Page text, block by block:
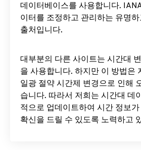
데이터베이스를 사용합니다.
이터를 조정하고 관리하는 유명
출처입니다.
대부분의 다른 사이트는 시간대
을 사용합니다. 하지만 이 방법은
일광 절약 시간제 변경으로 인해
습니다. 따라서 저희는 시간대 데
적으로 업데이트하여 시간 정보
확신을 드릴 수 있도록 노력하고